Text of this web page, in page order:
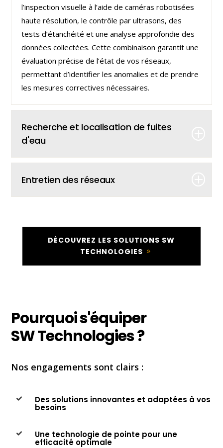
l’inspection visuelle à l’aide de caméras robotisées
haute résolution, le contrôle par ultrasons, des
tests d’étanchéité et une analyse approfondie des
données collectées. Cette combinaison garantit une
évaluation précise de l’état de vos réseaux,
permettant d’identifier les anomalies et de prendre
les mesures correctives nécessaires.
Recherche et localisation de fuites
d'eau
Entretien des réseaux
DÉCOUVREZ LES SOLUTIONS SW
TECHNOLOGIES
Pourquoi s'équiper
SW Technologies ?
Nos engagements sont clairs :
Des solutions innovantes et adaptées à vos
besoins
Une technologie de pointe pour une
efficacité optimale